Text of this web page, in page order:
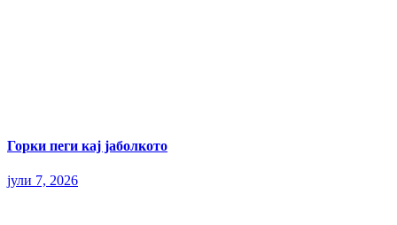
Горки пеги кај јаболкото
јули 7, 2026